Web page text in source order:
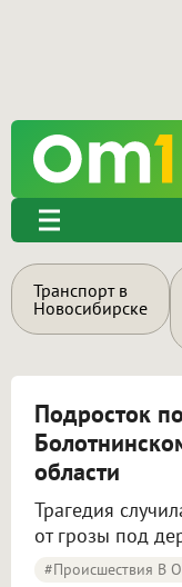
Транспорт в
Новосибирске
Подросток
области
Трагедия
от грозы под
#Происшествия В